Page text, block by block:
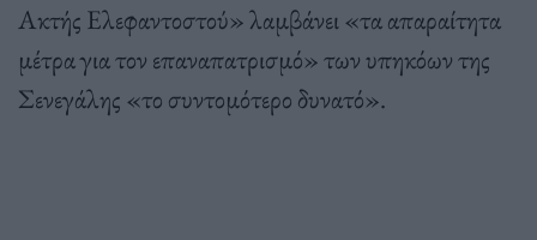
Ακτής Ελεφαντοστού» λαμβάνει «τα απαραίτητα
μέτρα για τον επαναπατρισμό» των υπηκόων της
Σενεγάλης «το συντομότερο δυνατό».